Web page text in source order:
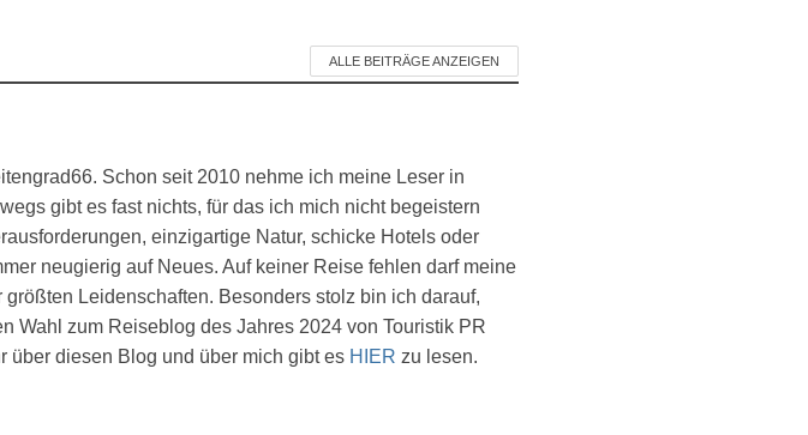
ALLE BEITRÄGE ANZEIGEN
Schon seit 2010 nehme ich meine Leser in
gibt es fast nichts, für das ich mich nicht begeistern
einzigartige Natur, schicke Hotels oder
neugierig auf Neues. Auf keiner Reise fehlen darf meine
Leidenschaften. Besonders stolz bin ich darauf,
Wahl zum Reiseblog des Jahres 2024 von Touristik PR
über diesen Blog und über mich gibt es HIER zu lesen.